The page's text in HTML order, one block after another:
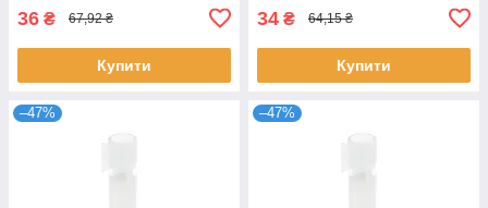
36 ₴ 67,92 ₴
Купити
34 ₴ 64,15 ₴
Купити
–47% –47%